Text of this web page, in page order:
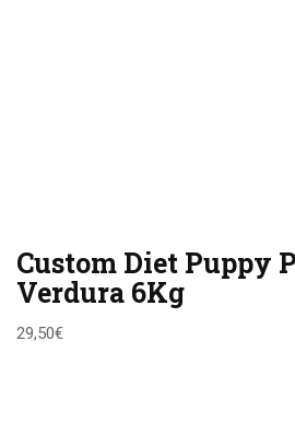
Custom Diet Puppy
Verdura 6Kg
29,50€